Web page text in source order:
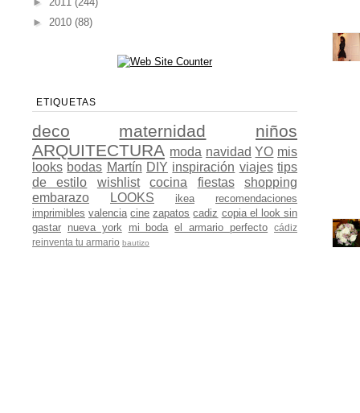
► 2010 (88)
ETIQUETAS
deco maternidad
niños
ARQUITECTURA moda navidad YO mis
looks bodas Martín DIY inspiración viajes tips
de estilo
wishlist cocina fiestas
shopping
embarazo
LOOKS ikea
recomendaciones
imprimibles valencia cine zapatos cadiz copia el look sin
gastar nueva york mi boda el armario perfecto
cádiz
reinventa tu armario bautizo